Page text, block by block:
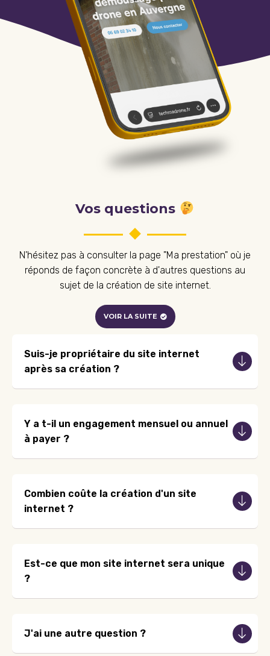
Vos questions
N'hésitez pas à consulter la page "Ma prestation" où je
réponds de façon concrète à d'autres questions au
sujet de la création de site internet.
VOIR LA SUITE
Suis-je propriétaire du site internet
après sa création ?
Y a t-il un engagement mensuel ou annuel
à payer ?
Combien coûte la création d'un site
internet ?
Est-ce que mon site internet sera unique
?
J'ai une autre question ?